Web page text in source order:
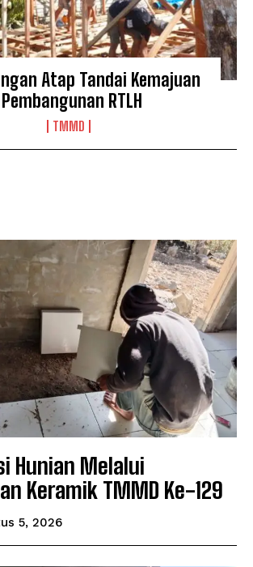
Atap Tandai Kemajuan
Pembangunan RTLH
TMMD
Hunian Melalui
Keramik TMMD Ke-129
5, 2026